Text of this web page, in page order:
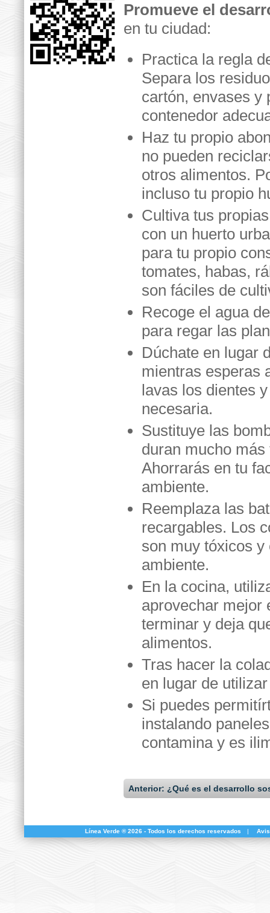
Promueve el
en tu ciudad:
Practica la regla
Separa los
cartón, envases y
contenedor
Haz tu propio
no pueden
otros alimentos.
incluso tu propio
Cultiva tus
con un huerto
para tu propio
tomates, habas,
son fáciles de
Recoge el agua
para regar las
Dúchate en lugar
mientras esperas
lavas los dientes
necesaria.
Sustituye las
duran mucho
Ahorrarás en tu
ambiente.
Reemplaza las
recargables. Los
son muy tóxicos
ambiente.
En la cocina,
aprovechar mejor
terminar y deja
alimentos.
Tras hacer la
en lugar de
Si puedes
instalando
contamina y es
Anterior: ¿Qué es el desarrollo
Línea Verde ® 2026 - Todos los derechos reservados |